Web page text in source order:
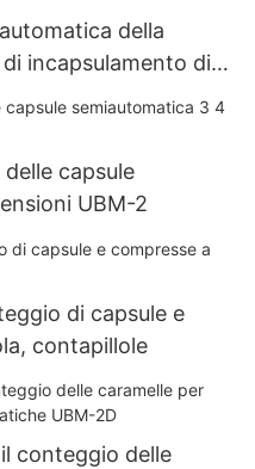
della
incapsulamento di
gelatina dura del
automatica
capsule
UBM-2
di capsule e
contapillole
conteggio delle